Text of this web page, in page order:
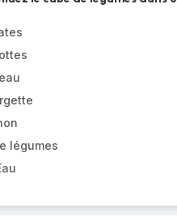
légumes